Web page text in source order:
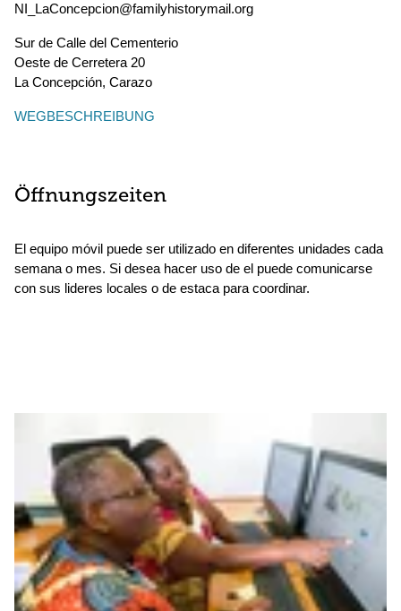
NI_LaConcepcion@familyhistorymail.org
Sur de Calle del Cementerio
Oeste de Cerretera 20
La Concepción, Carazo
WEGBESCHREIBUNG
Öffnungszeiten
El equipo móvil puede ser utilizado en diferentes unidades cada
semana o mes. Si desea hacer uso de el puede comunicarse
con sus lideres locales o de estaca para coordinar.